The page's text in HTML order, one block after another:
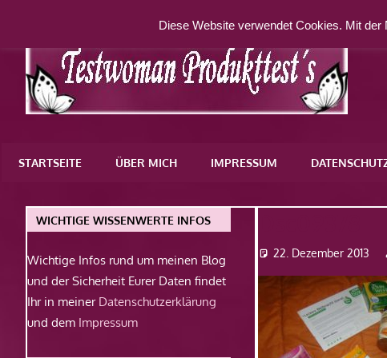
springen
WordPress-
STARTSEITE ÜBER MICH IMPRESSUM
22. Dezember 2013
WICHTIGE WISSENWERTE INFOS
Wichtige Infos rund um meinen Blog
und der Sicherheit Eurer Daten findet
Ihr in meiner Datenschutzerklärung
und dem Impressum
Diese Website verwendet Cookies. Mit